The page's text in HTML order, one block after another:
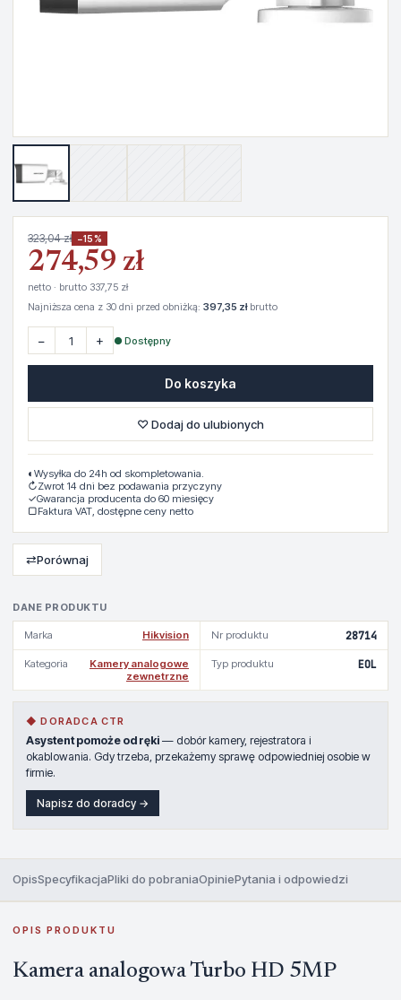
DANE PRODUKTU
Marka Hikvision Nr produktu 28714
Kategoria
Kamery analogowe
zewnetrzne
Typ produktu EOL
◆ DORADCA CTR
Asystent pomoże od ręki — dobór kamery, rejestratora i
okablowania. Gdy trzeba, przekażemy sprawę odpowiedniej osobie w
firmie.
Napisz do doradcy →
323,04 zł −15%
274,59 zł
netto · brutto 337,75 zł
Najniższa cena z 30 dni przed obniżką: 397,35 złbrutto
− + ● Dostępny
Do koszyka
♡ Dodaj do ulubionych
◐ Wysyłka do 24h od skompletowania.
↻Zwrot 14 dni bez podawania przyczyny
✓Gwarancja producenta do 60 miesięcy
▢Faktura VAT, dostępne ceny netto
⇄Porównaj
OpisSpecyfikacjaPliki do pobraniaOpiniePytania i odpowiedzi
OPIS PRODUKTU
Kamera analogowa Turbo HD 5MP